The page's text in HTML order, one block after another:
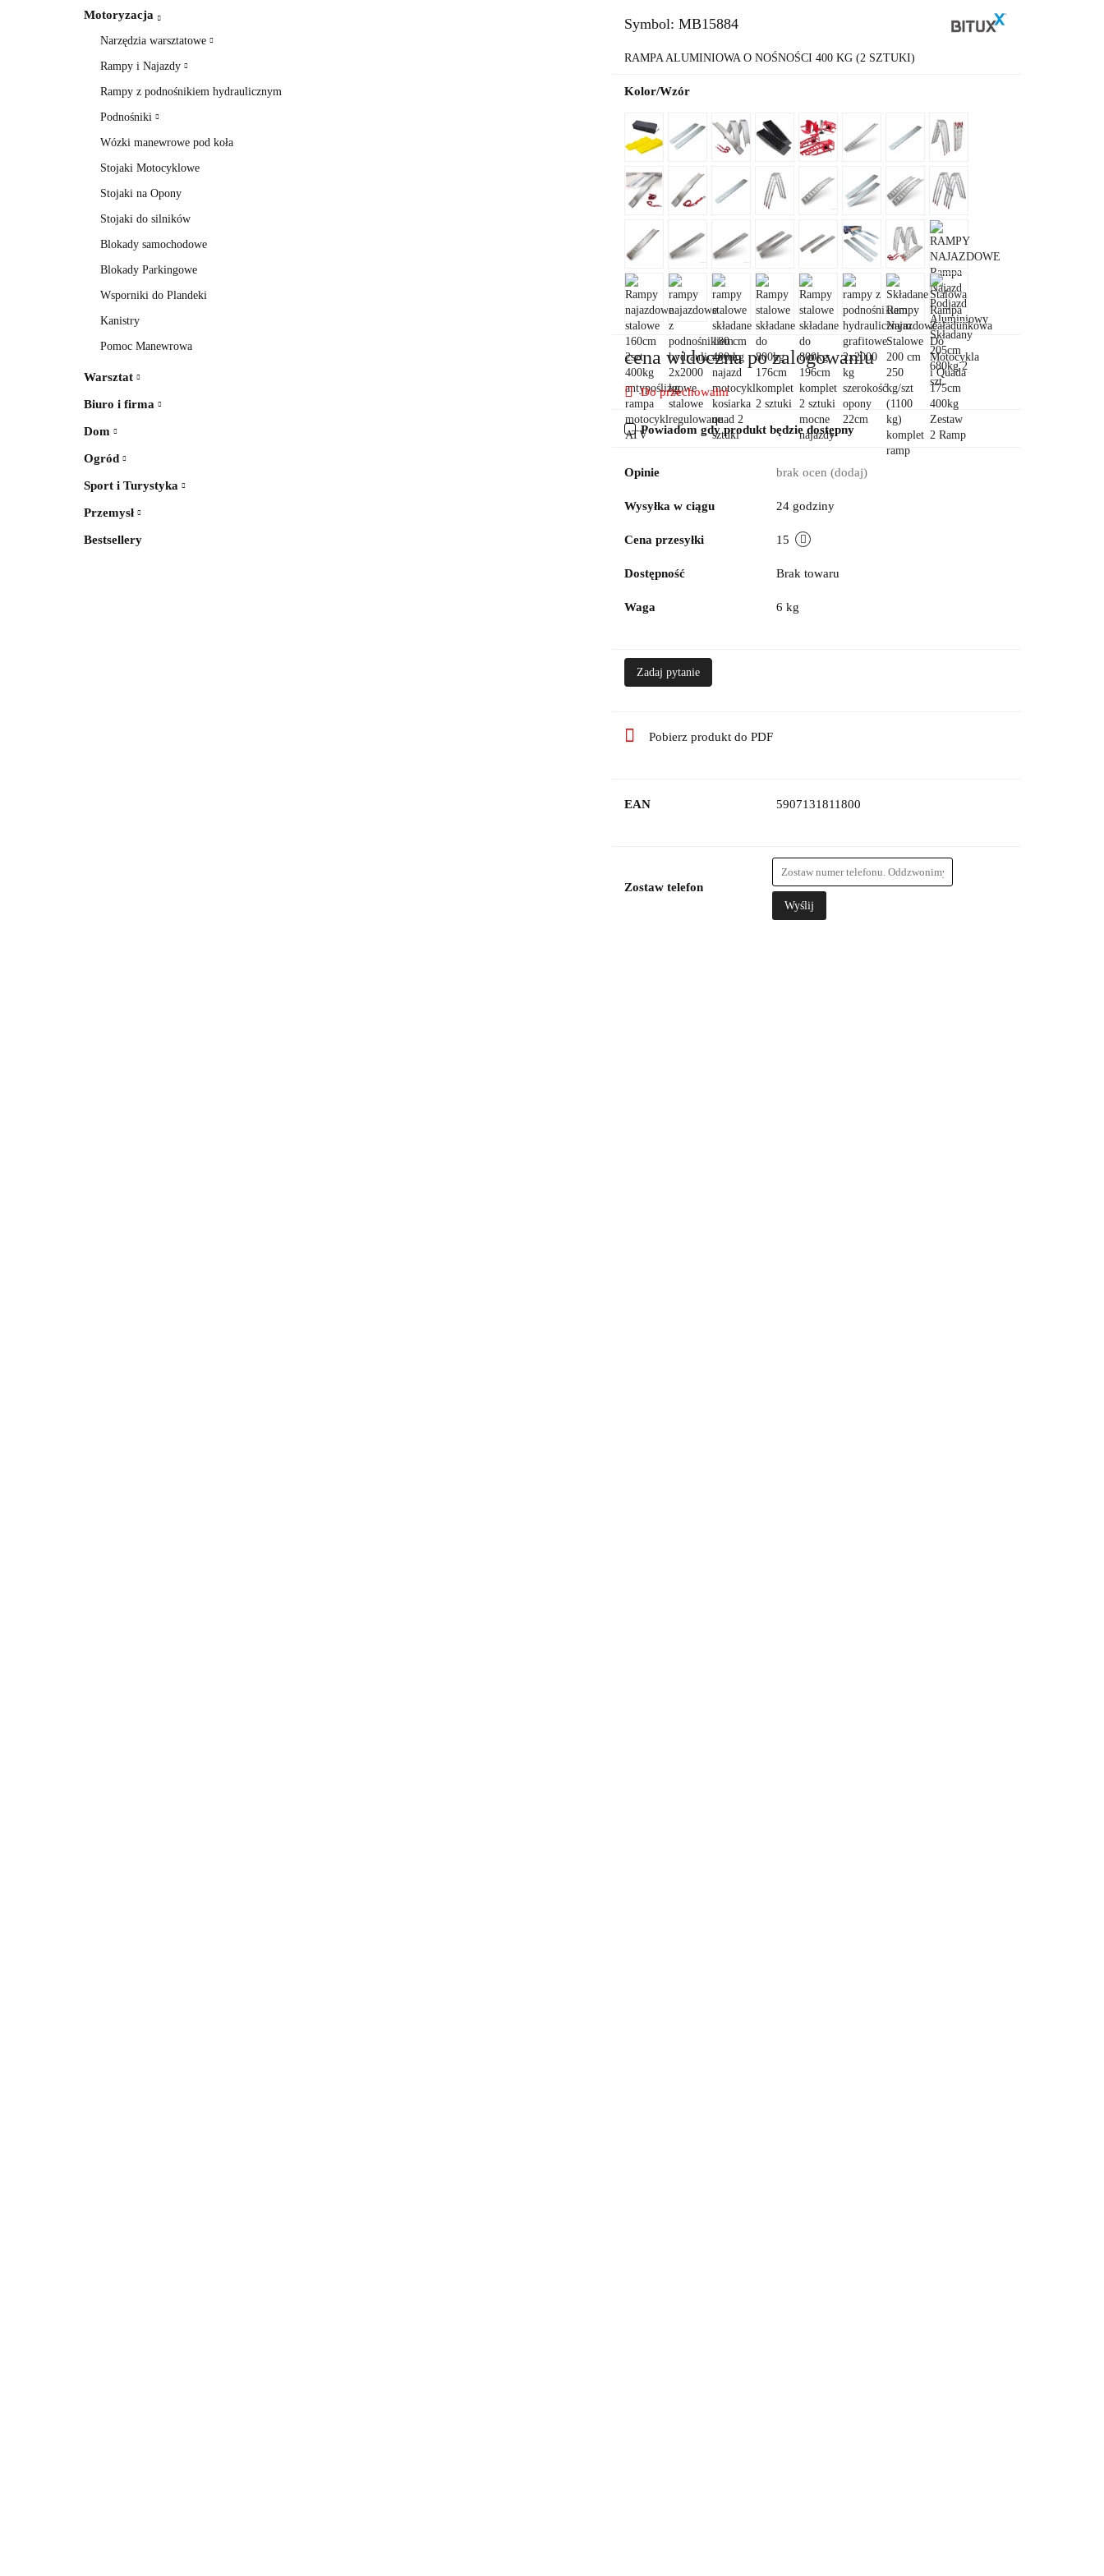
Motoryzacja
Narzędzia warsztatowe
Rampy i Najazdy
Rampy z podnośnikiem hydraulicznym
Podnośniki
Wózki manewrowe pod koła
Stojaki Motocyklowe
Stojaki na Opony
Stojaki do silników
Blokady samochodowe
Blokady Parkingowe
Wsporniki do Plandeki
Kanistry
Pomoc Manewrowa
Warsztat
Biuro i firma
Dom
Ogród
Sport i Turystyka
Przemysł
Bestsellery
Symbol:MB15884
RAMPA ALUMINIOWA O NOŚNOŚCI 400 KG (2 SZTUKI)
Kolor/Wzór
cena widoczna po zalogowaniu
Do przechowalni
Powiadom gdy produkt będzie dostępny
Opinie brak ocen(dodaj)
Wysyłka w ciągu 24 godziny
Cena przesyłki 15
Dostępność Brak towaru
Waga 6 kg
Zadaj pytanie
Pobierz produkt do PDF
EAN 5907131811800
Zostaw telefon
Wyślij